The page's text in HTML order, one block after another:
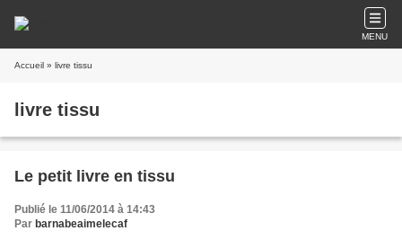
MENU
Accueil » livre tissu
livre tissu
Le petit livre en tissu
Publié le 11/06/2014 à 14:43
Par barnabeaimelecaf